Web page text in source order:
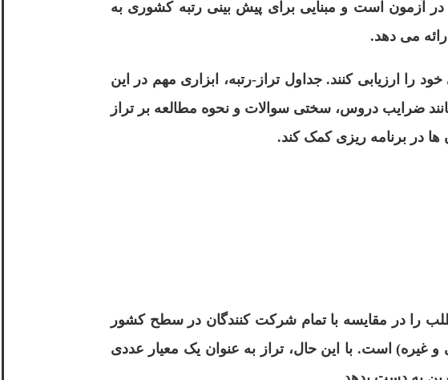
در آزمون است و مبنایی برای پیش بینی رتبه کشوری به
می دهد.
را ارزیابی کنند. جداول تراز-رتبه، ابزاری مهم در این
بالاتر از ۱۰۳۰۰، معمولاً لازم است. عواملی مانند ضرایب دروس، سختی سوالات و نحوه مطالعه بر تراز
ها در برنامه ریزی کمک کند.
را در مقایسه با تمام شرکت کنندگان در سطح کشور
است. با این حال، تراز به عنوان یک معیار عددی